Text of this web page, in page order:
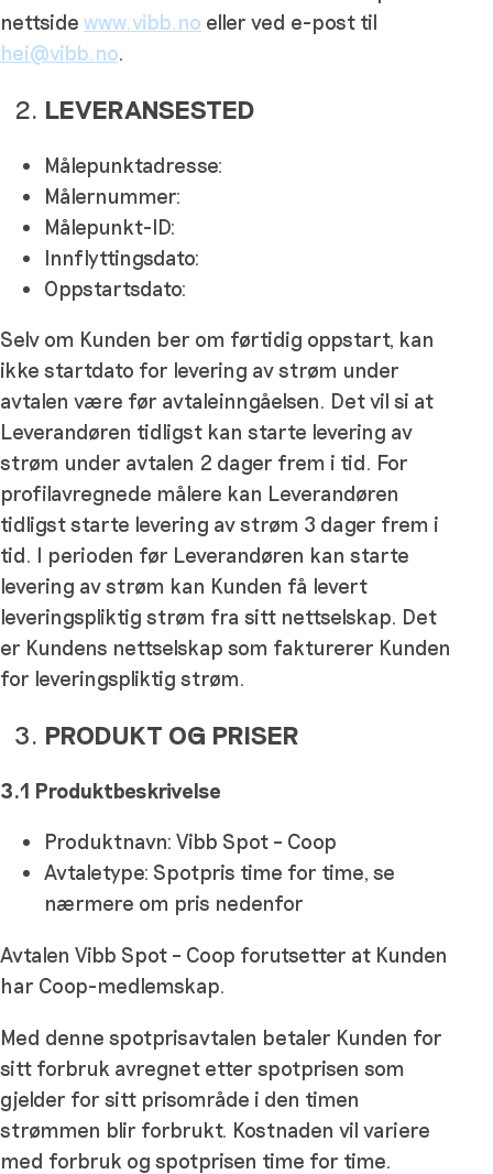
nettside www.vibb.no eller ved e-post til
hei@vibb.no.
LEVERANSESTED
Målepunktadresse:
Målernummer:
Målepunkt-ID:
Innflyttingsdato:
Oppstartsdato:
Selv om Kunden ber om førtidig oppstart, kan
ikke startdato for levering av strøm under
avtalen være før avtaleinngåelsen. Det vil si at
Leverandøren tidligst kan starte levering av
strøm under avtalen 2 dager frem i tid. For
profilavregnede målere kan Leverandøren
tidligst starte levering av strøm 3 dager frem i
tid. I perioden før Leverandøren kan starte
levering av strøm kan Kunden få levert
leveringspliktig strøm fra sitt nettselskap. Det
er Kundens nettselskap som fakturerer Kunden
for leveringspliktig strøm.
PRODUKT OG PRISER
3.1 Produktbeskrivelse
Produktnavn: Vibb Spot – Coop
Avtaletype: Spotpris time for time, se
nærmere om pris nedenfor
Avtalen Vibb Spot – Coop forutsetter at Kunden
har Coop-medlemskap.
Med denne spotprisavtalen betaler Kunden for
sitt forbruk avregnet etter spotprisen som
gjelder for sitt prisområde i den timen
strømmen blir forbrukt. Kostnaden vil variere
med forbruk og spotprisen time for time.